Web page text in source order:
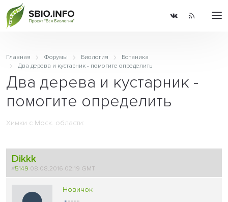
Главная Форумы Биология
Ботаника
Два дерева и кустарник - помогите определить
Два дерева и кустарник -
помогите определить
Химки с Моск. области:
Dikkk
#5149 08.08.2016 02:19 GMT
Новичок